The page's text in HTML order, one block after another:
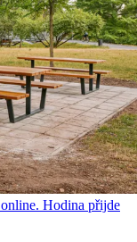
Hodina přijde